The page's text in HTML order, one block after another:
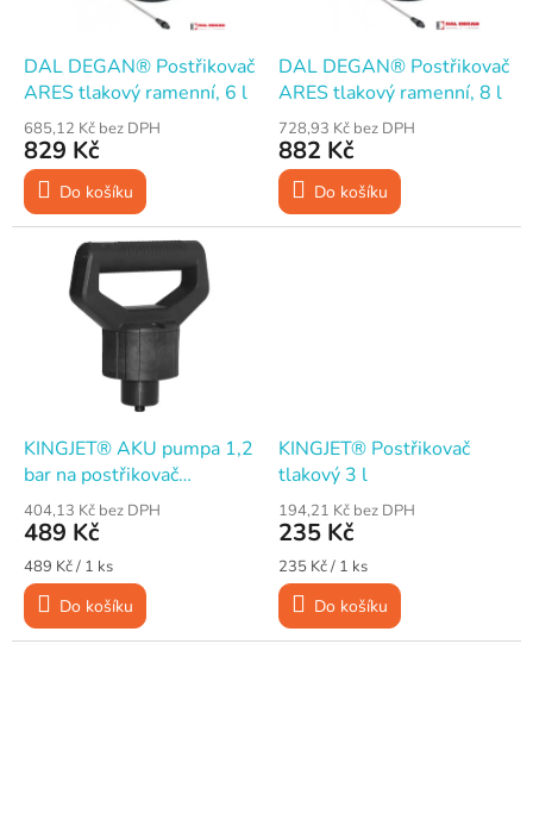
DAL DEGAN® Postřikovač
ARES tlakový ramenní, 6 l
685,12 Kč bez DPH
829 Kč
Do košíku
DAL DEGAN® Postřikovač
ARES tlakový ramenní, 8 l
728,93 Kč bez DPH
882 Kč
Do košíku
KINGJET® AKU pumpa 1,2
bar na postřikovač
KINGJET
404,13 Kč bez DPH
489 Kč
Měrná
cena:
489 Kč / 1 ks
Do košíku
KINGJET® Postřikovač
tlakový 3 l
194,21 Kč bez DPH
235 Kč
Měrná
cena:
235 Kč / 1 ks
Do košíku